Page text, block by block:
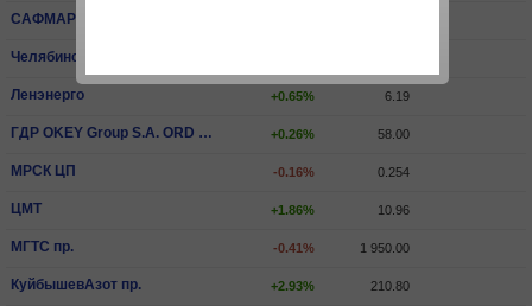
Челябинский МК
Ленэнерго +0.65% 6.19
ГДР OKEY Group S.A. ORD SHS +0.26% 58.00
МРСК ЦП -0.16% 0.254
ЦМТ +1.86% 10.96
МГТС пр. -0.41% 1 950.00
КуйбышевАзот пр. +2.93% 210.80